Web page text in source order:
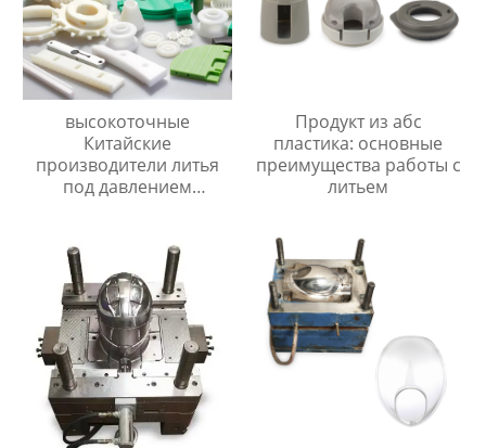
высокоточные
Китайские
производители литья
под давлением
Продукт из абс
пластика: основные
преимущества работы с
литьем